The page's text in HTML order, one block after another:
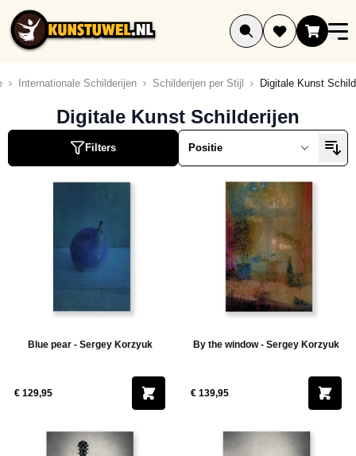
Ga naar de inhoud
Internationale Schilderijen Schilderijen per Stijl Digitale Kunst
Digitale Kunst Schilderijen
Filters
Blue pear - Sergey Korzyuk
€ 129,95
By the window - Sergey Korzyuk
€ 139,95